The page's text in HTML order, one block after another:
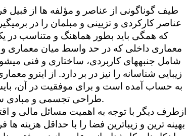
طیف گوناگونی از عناصر و مؤلفه ها از قبیل
عناصر کارکردی و تزیینی و مبلمان را در
که همگی باید بطور هماهنگ و متناسب در
معماری داخلی که در حد واسط میان معماری و
شامل جنبه­های کاربردی، ساختاری و فنی
زیبایی شناسانه را نیز در بر دارد. از اینرو
به حساب آمده است و برای موفقیت در آن،
طراحی تجسمی و مبادی.
ازطرف دیگر با توجه به اهمیت مسائل مالی و
بهینه ترین و زیباترین فضا را با حداقل هزینه ها